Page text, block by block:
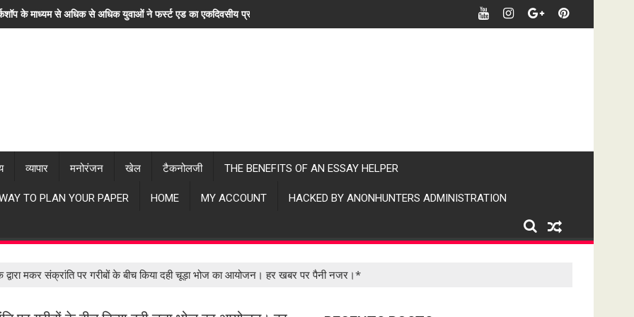
के माध्यम से अधिक से अधिक युवाओं ने फर्स्ट एड का एकदिवसीय प्रशिक्षण लिया। "हर खबर पर पैनी नजर" (IPN)इंडिया पब्लिक न्यूज।
व्यापार मनोरंजन खेल टैकनोलजी THE BENEFITS OF AN ESSAY HELPER
TO PLAN YOUR PAPER HOME MY ACCOUNT HACKED BY ANONHUNTERS ADMINISTRATION
द्वारा मकर संक्रांति पर गरीबों के बीच किया दही चूड़ा भोज का आयोजन। हर खबर पर पैनी नजर।*